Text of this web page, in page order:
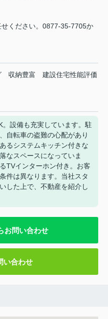
ください。0877-35-7705か
収納豊富
建設住宅性能評価
設備も充実しています。駐
自転車の盗難の心配があり
るシステムキッチン付きな
なスペースになっていま
TVインターホン付き。お客
件は異なります。当社スタ
した上で、不動産を紹介し
お問い合わせ
い合わせ